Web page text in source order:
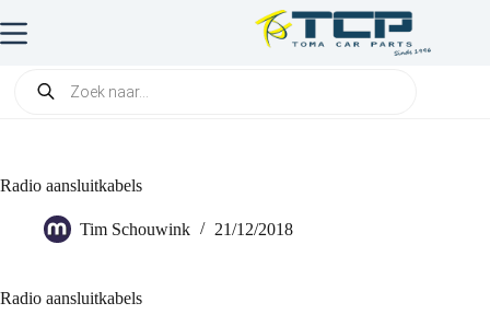
Radio aansluitkabels
Tim Schouwink 21/12/2018
Radio aansluitkabels